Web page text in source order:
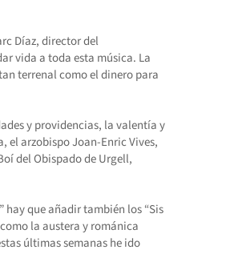
Díaz, director del
vida a toda esta música. La
terrenal como el dinero para
y providencias, la valentía y
el arzobispo Joan-Enric Vives,
del Obispado de Urgell,
hay que añadir también los “Sis
la austera y románica
últimas semanas he ido